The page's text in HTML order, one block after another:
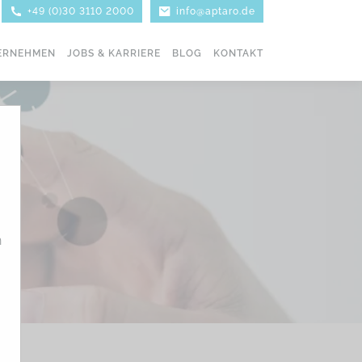
+49 (0)30 3110 2000 info@aptaro.de
JOBS & KARRIERE BLOG KONTAKT